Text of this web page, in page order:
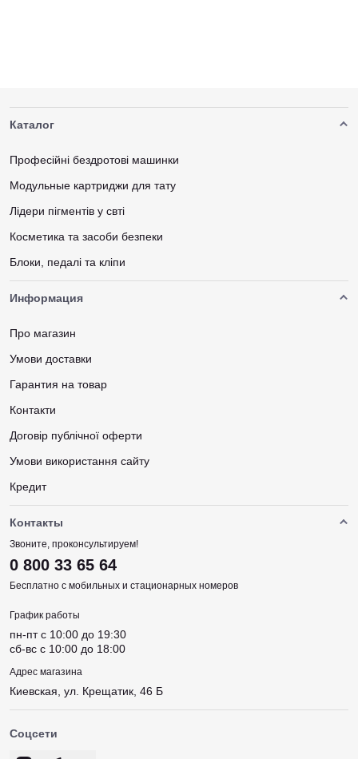
Каталог
Професійні бездротові машинки
Модульные картриджи для тату
Лідери пігментів у свті
Косметика та засоби безпеки
Блоки, педалі та кліпи
Информация
Про магазин
Умови доставки
Гарантия на товар
Контакти
Договір публічної оферти
Умови використання сайту
Кредит
Контакты
Звоните, проконсультируем!
0 800 33 65 64
Бесплатно с мобильных и стационарных номеров
График работы
пн-пт c 10:00 до 19:30
сб-вс c 10:00 до 18:00
Адрес магазина
Киевская, ул. Крещатик, 46 Б
Соцсети